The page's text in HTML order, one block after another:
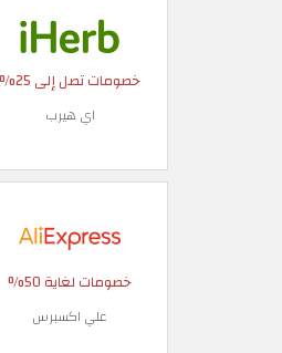
خصومات تصل إلى 25%
اي هيرب
خصومات لغاية 50%
علي اكسبرس